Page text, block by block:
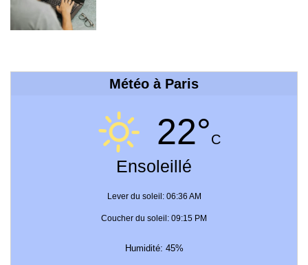
Météo à Paris
22°C
Ensoleillé
Lever du soleil: 06:36 AM
Coucher du soleil: 09:15 PM
Humidité: 45%